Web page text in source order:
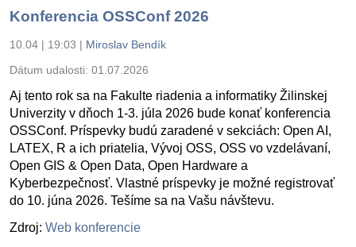
Konferencia OSSConf 2026
10.04 | 19:03 | Miroslav Bendík
Dátum udalosti: 01.07.2026
Aj tento rok sa na Fakulte riadenia a informatiky Žilinskej
Univerzity v dňoch 1-3. júla 2026 bude konať konferencia
OSSConf. Príspevky budú zaradené v sekciách: Open AI,
LATEX, R a ich priatelia, Vývoj OSS, OSS vo vzdelávaní,
Open GIS & Open Data, Open Hardware a
Kyberbezpečnosť. Vlastné príspevky je možné registrovať
do 10. júna 2026. Tešíme sa na Vašu návštevu.
Zdroj: Web konferencie